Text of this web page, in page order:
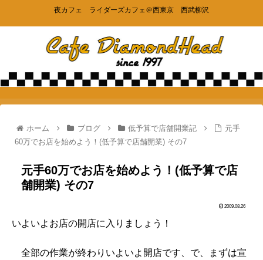
夜カフェ ライダーズカフェ＠西東京 西武柳沢
ホーム ブログ 低予算で店舗開業記
元手
60万でお店を始めよう！(低予算で店舗開業) その7
元手60万でお店を始めよう！(低予算で店
舗開業) その7
2009.08.26
いよいよお店の開店に入りましょう！
全部の作業が終わりいよいよ開店です、で、まずは宣